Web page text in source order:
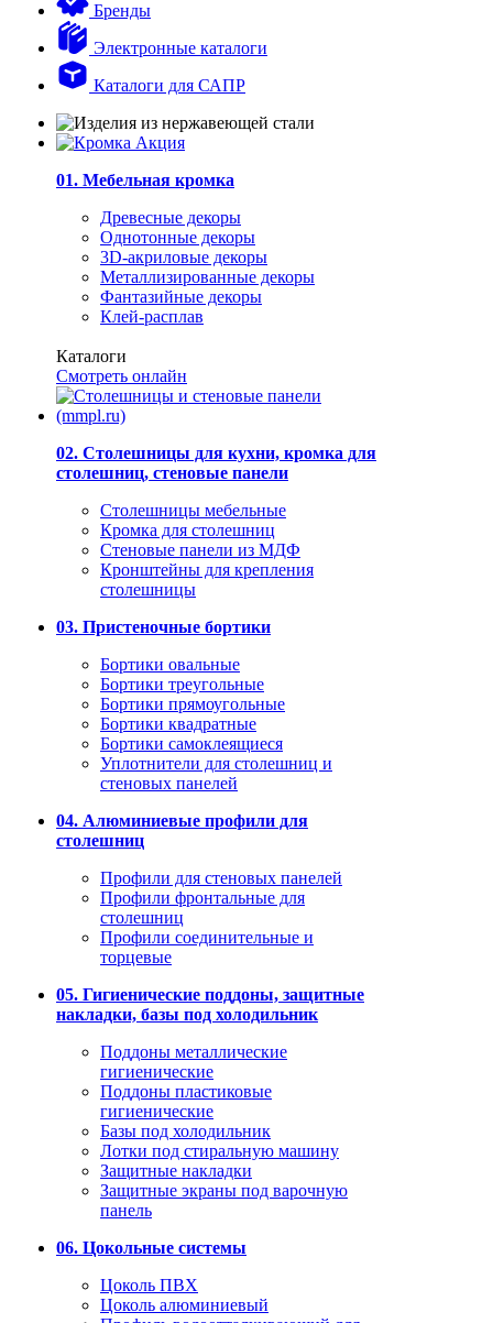
Бренды
Электронные каталоги
Каталоги для САПР
01. Мебельная кромка
Древесные декоры
Однотонные декоры
3D-акриловые декоры
Металлизированные декоры
Фантазийные декоры
Клей-расплав
Каталоги
Смотреть онлайн
02. Столешницы для кухни, кромка для
столешниц, стеновые панели
Столешницы мебельные
Кромка для столешниц
Стеновые панели из МДФ
Кронштейны для крепления
столешницы
03. Пристеночные бортики
Бортики овальные
Бортики треугольные
Бортики прямоугольные
Бортики квадратные
Бортики самоклеящиеся
Уплотнители для столешниц и
стеновых панелей
04. Алюминиевые профили для
столешниц
Профили для стеновых панелей
Профили фронтальные для
столешниц
Профили соединительные и
торцевые
05. Гигиенические поддоны, защитные
накладки, базы под холодильник
Поддоны металлические
гигиенические
Поддоны пластиковые
гигиенические
Базы под холодильник
Лотки под стиральную машину
Защитные накладки
Защитные экраны под варочную
панель
06. Цокольные системы
Цоколь ПВХ
Цоколь алюминиевый